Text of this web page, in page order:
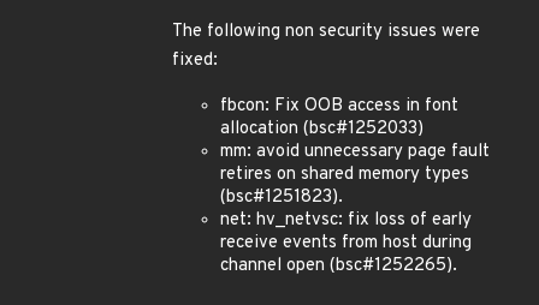
The following non security issues were
fixed:
fbcon: Fix OOB access in font
allocation (bsc#1252033)
mm: avoid unnecessary page fault
retires on shared memory types
(bsc#1251823).
net: hv_netvsc: fix loss of early
receive events from host during
channel open (bsc#1252265).